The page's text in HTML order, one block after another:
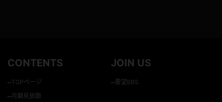
CONTENTS
–TOPページ
–月額見放題
JOIN US
–要望BBS